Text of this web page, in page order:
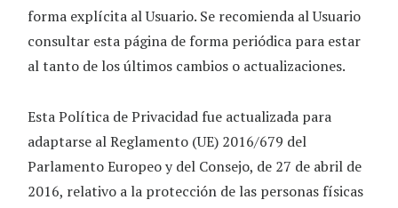
forma explícita al Usuario. Se recomienda al Usuario
consultar esta página de forma periódica para estar
al tanto de los últimos cambios o actualizaciones.
Esta Política de Privacidad fue actualizada para
adaptarse al Reglamento (UE) 2016/679 del
Parlamento Europeo y del Consejo, de 27 de abril de
2016, relativo a la protección de las personas físicas